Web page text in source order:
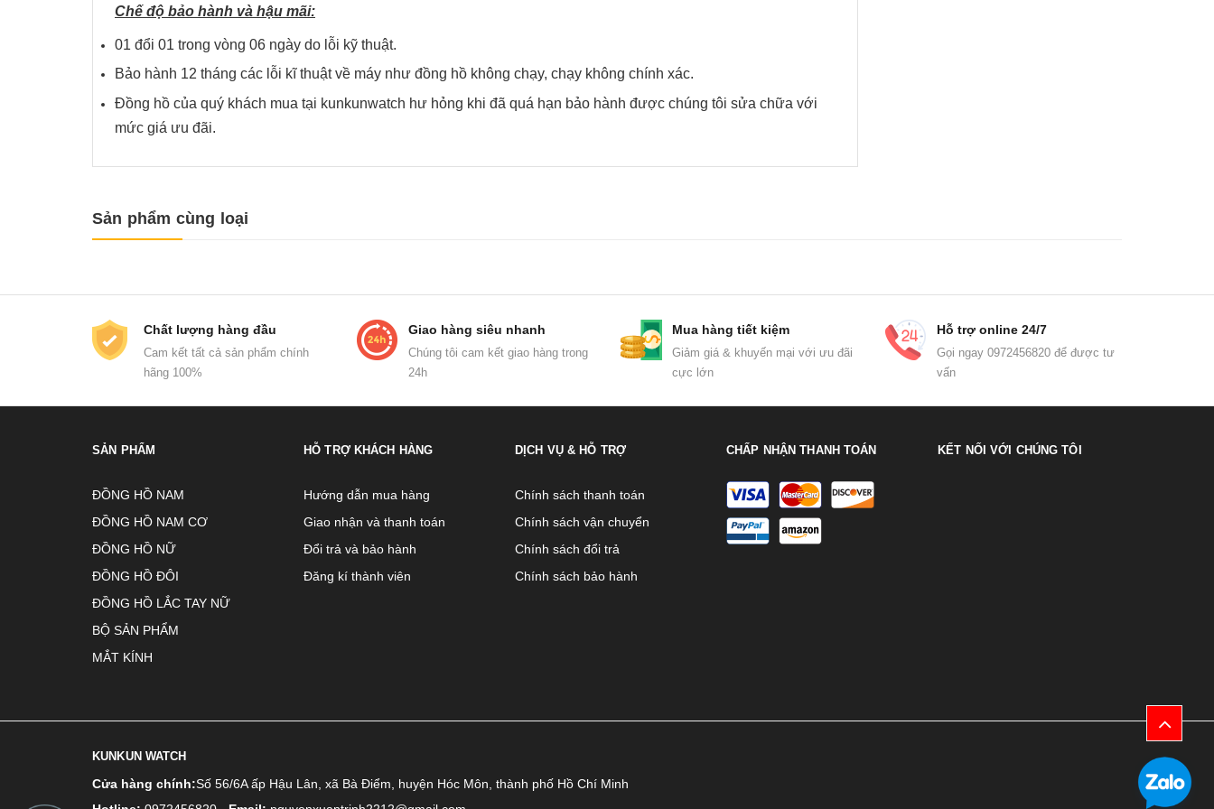
Chế độ bảo hành và hậu mãi:
01 đổi 01 trong vòng 06 ngày do lỗi kỹ thuật.
Bảo hành 12 tháng các lỗi kĩ thuật về máy như đồng hồ không chạy, chạy không chính xác.
Đồng hồ của quý khách mua tại kunkunwatch hư hỏng khi đã quá hạn bảo hành được chúng tôi sửa chữa với
mức giá ưu đãi.
Sản phẩm cùng loại
Chất lượng hàng đầu
Cam kết tất cả sản phẩm chính
hãng 100%
Giao hàng siêu nhanh
Chúng tôi cam kết giao hàng trong
24h
Mua hàng tiết kiệm
Giảm giá & khuyến mại với ưu đãi
cực lớn
Hỗ trợ online 24/7
Gọi ngay 0972456820 để được tư
vấn
SẢN PHẨM
ĐỒNG HỒ NAM
ĐỒNG HỒ NAM CƠ
ĐỒNG HỒ NỮ
ĐỒNG HỒ ĐÔI
ĐỒNG HỒ LẮC TAY NỮ
BỘ SẢN PHẨM
MẮT KÍNH
HỖ TRỢ KHÁCH HÀNG
Hướng dẫn mua hàng
Giao nhận và thanh toán
Đổi trả và bảo hành
Đăng kí thành viên
DỊCH VỤ & HỖ TRỢ
Chính sách thanh toán
Chính sách vận chuyển
Chính sách đổi trả
Chính sách bảo hành
CHẤP NHẬN THANH TOÁN KẾT NỐI VỚI CHÚNG TÔI
KUNKUN WATCH
Cửa hàng chính:Số 56/6A ấp Hậu Lân, xã Bà Điểm, huyện Hóc Môn, thành phố Hồ Chí Minh